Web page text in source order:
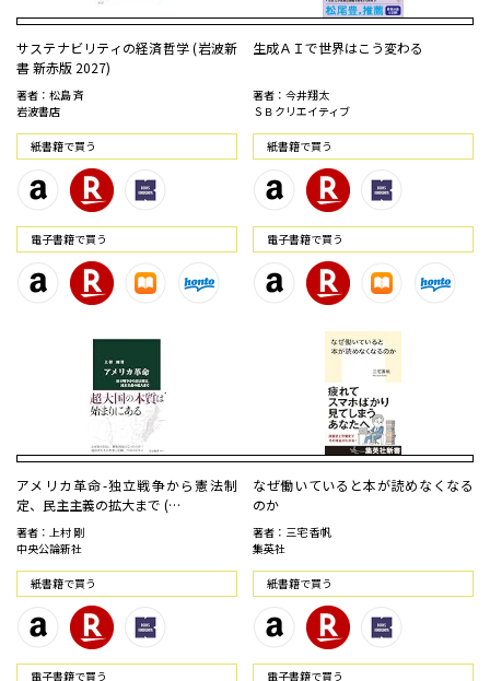
サステナビリティの経済哲学 (岩波新
書 新赤版 2027)
著者：松島 斉
岩波書店
紙書籍で買う
電⼦書籍で買う
生成ＡＩで世界はこう変わる
著者：今井翔太
ＳＢクリエイティブ
紙書籍で買う
電⼦書籍で買う
アメリカ革命-独立戦争から憲法制
定、民主主義の拡大まで (…
著者：上村 剛
中央公論新社
紙書籍で買う
電⼦書籍で買う
なぜ働いていると本が読めなくなる
のか
著者：三宅 香帆
集英社
紙書籍で買う
電⼦書籍で買う